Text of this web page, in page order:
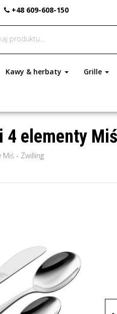
+48 609-608-150
Kawy & herbaty Grille
4 elementy
- Zwilling